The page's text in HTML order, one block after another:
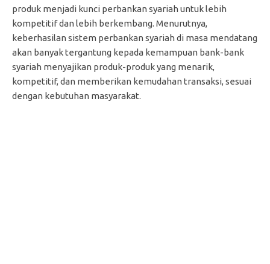
produk menjadi kunci perbankan syariah untuk lebih
kompetitif dan lebih berkembang. Menurutnya,
keberhasilan sistem perbankan syariah di masa mendatang
akan banyak tergantung kepada kemampuan bank-bank
syariah menyajikan produk-produk yang menarik,
kompetitif, dan memberikan kemudahan transaksi, sesuai
dengan kebutuhan masyarakat.